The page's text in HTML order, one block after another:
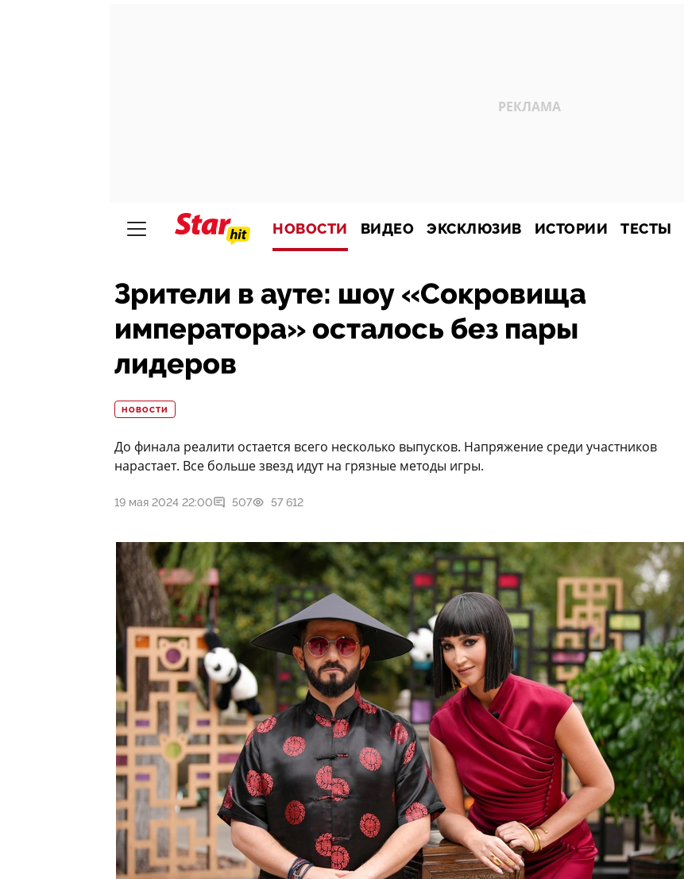
НОВОСТИ ВИДЕО ЭКСКЛЮЗИВ ИСТОРИИ ТЕСТЫ
Зрители в ауте: шоу «Сокровища
императора» осталось без пары
лидеров
НОВОСТИ
До финала реалити остается всего несколько выпусков. Напряжение среди участников
нарастает. Все больше звезд идут на грязные методы игры.
19 мая 2024 22:00 507 57 612